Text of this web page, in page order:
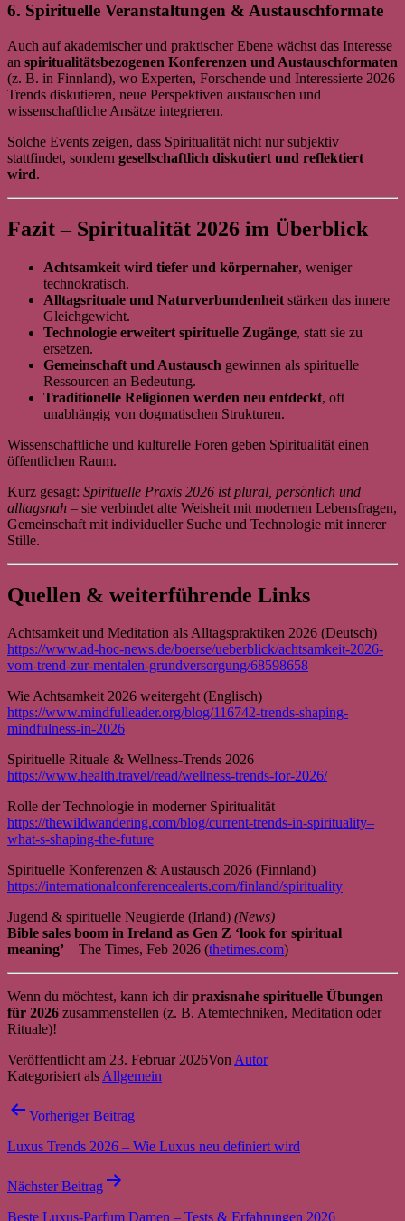
6. Spirituelle Veranstaltungen & Austauschformate
Auch auf akademischer und praktischer Ebene wächst das Interesse
an spiritualitätsbezogenen Konferenzen und Austauschformaten
(z. B. in Finnland), wo Experten, Forschende und Interessierte 2026
Trends diskutieren, neue Perspektiven austauschen und
wissenschaftliche Ansätze integrieren.
Solche Events zeigen, dass Spiritualität nicht nur subjektiv
stattfindet, sondern gesellschaftlich diskutiert und reflektiert
wird.
Fazit – Spiritualität 2026 im Überblick
Achtsamkeit wird tiefer und körpernaher, weniger
technokratisch.
Alltagsrituale und Naturverbundenheit stärken das innere
Gleichgewicht.
Technologie erweitert spirituelle Zugänge, statt sie zu
ersetzen.
Gemeinschaft und Austausch gewinnen als spirituelle
Ressourcen an Bedeutung.
Traditionelle Religionen werden neu entdeckt, oft
unabhängig von dogmatischen Strukturen.
Wissenschaftliche und kulturelle Foren geben Spiritualität einen
öffentlichen Raum.
Kurz gesagt: Spirituelle Praxis 2026 ist plural, persönlich und
alltagsnah – sie verbindet alte Weisheit mit modernen Lebensfragen,
Gemeinschaft mit individueller Suche und Technologie mit innerer
Stille.
Quellen & weiterführende Links
Achtsamkeit und Meditation als Alltagspraktiken 2026 (Deutsch)
https://www.ad-hoc-news.de/boerse/ueberblick/achtsamkeit-2026-
vom-trend-zur-mentalen-grundversorgung/68598658
Wie Achtsamkeit 2026 weitergeht (Englisch)
https://www.mindfulleader.org/blog/116742-trends-shaping-
mindfulness-in-2026
Spirituelle Rituale & Wellness-Trends 2026
https://www.health.travel/read/wellness-trends-for-2026/
Rolle der Technologie in moderner Spiritualität
https://thewildwandering.com/blog/current-trends-in-spirituality–
what-s-shaping-the-future
Spirituelle Konferenzen & Austausch 2026 (Finnland)
https://internationalconferencealerts.com/finland/spirituality
Jugend & spirituelle Neugierde (Irland) (News)
Bible sales boom in Ireland as Gen Z ‘look for spiritual
meaning’ – The Times, Feb 2026 (thetimes.com)
Wenn du möchtest, kann ich dirpraxisnahe spirituelle Übungen
für 2026 zusammenstellen (z. B. Atemtechniken, Meditation oder
Rituale)!
Veröffentlicht am 23. Februar 2026VonAutor
Kategorisiert alsAllgemein
Beitragsnavigation
Vorheriger Beitrag
Luxus Trends 2026 – Wie Luxus neu definiert wird
Nächster Beitrag
Beste Luxus-Parfum Damen – Tests & Erfahrungen 2026